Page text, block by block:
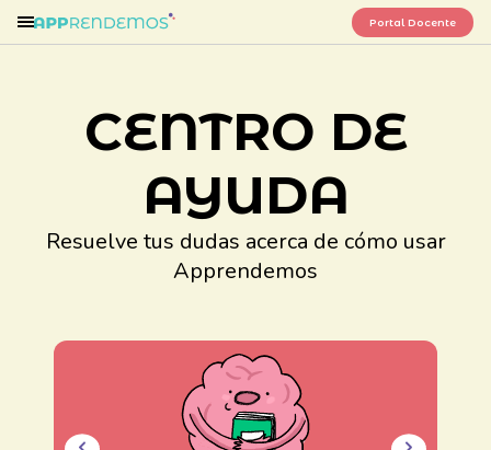
Portal Docente
CENTRO DE
AYUDA
Resuelve tus dudas acerca de cómo usar
Apprendemos